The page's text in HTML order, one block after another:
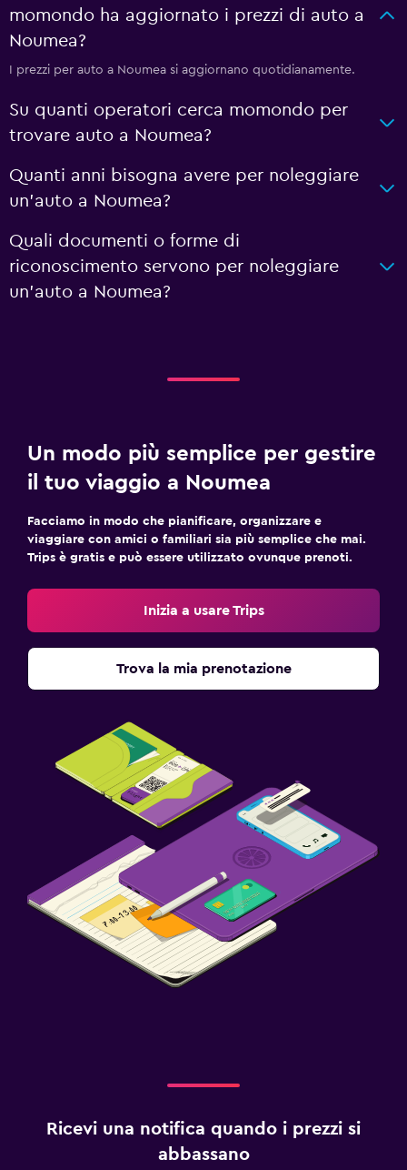
momondo ha aggiornato i prezzi di auto a
Noumea?
I prezzi per auto a Noumea si aggiornano quotidianamente.
Su quanti operatori cerca momondo per
trovare auto a Noumea?
Quanti anni bisogna avere per noleggiare
un'auto a Noumea?
Quali documenti o forme di
riconoscimento servono per noleggiare
un'auto a Noumea?
Un modo più semplice per gestire
il tuo viaggio a Noumea
Facciamo in modo che pianificare, organizzare e
viaggiare con amici o familiari sia più semplice che mai.
Trips è gratis e può essere utilizzato ovunque prenoti.
Inizia a usare Trips
Trova la mia prenotazione
Ricevi una notifica quando i prezzi si
abbassano